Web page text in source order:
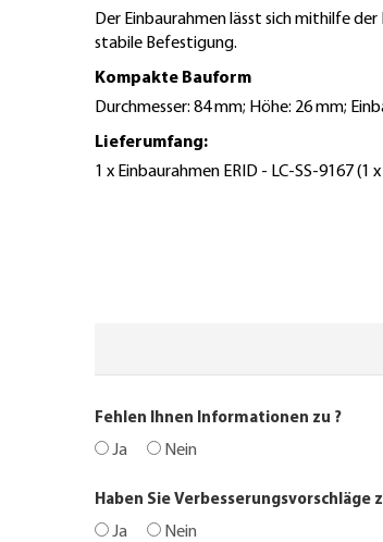
Der Einbaurahmen lässt sich mithilfe
stabile Befestigung.
Kompakte Bauform
Durchmesser: 84 mm; Höhe: 26 mm;
Lieferumfang:
1 x Einbaurahmen ERID - LC-SS-9167
Fehlen Ihnen Informationen zu ?
Ja Nein
Haben Sie Verbesserungsvorschläge
Ja Nein